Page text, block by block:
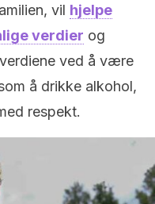
vil hjelpe
verdier og
ved å være
å drikke alkohol,
respekt.